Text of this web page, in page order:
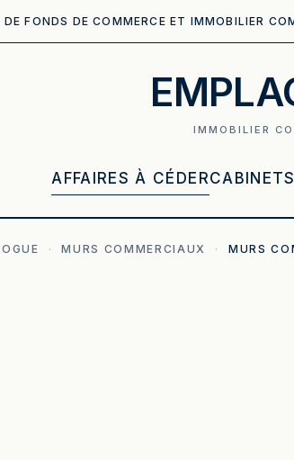
FONDS DE COMMERCE ET IMMOBILIER
IMMOBILIER
AFFAIRES À CÉDERCABINETS
· MURS COMMERCIAUX · MURS